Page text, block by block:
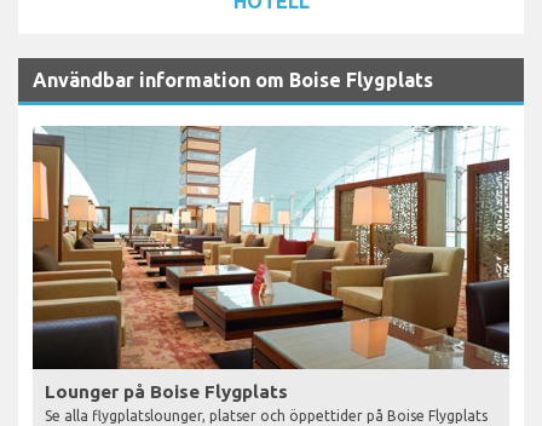
Användbar information om Boise Flygplats
Lounger på Boise Flygplats
Se alla flygplatslounger, platser och öppettider på Boise Flygplats